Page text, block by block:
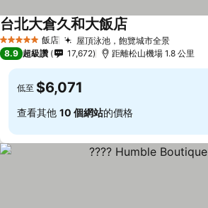
5 星級 飯店 屋頂泳池，飽覽城市全景查看價格
台北大倉久和大飯店
8.9 超級讚 17,672 距離松山機場 1.8 公里
低至 $6,071
查看其他 10 個網站的價格